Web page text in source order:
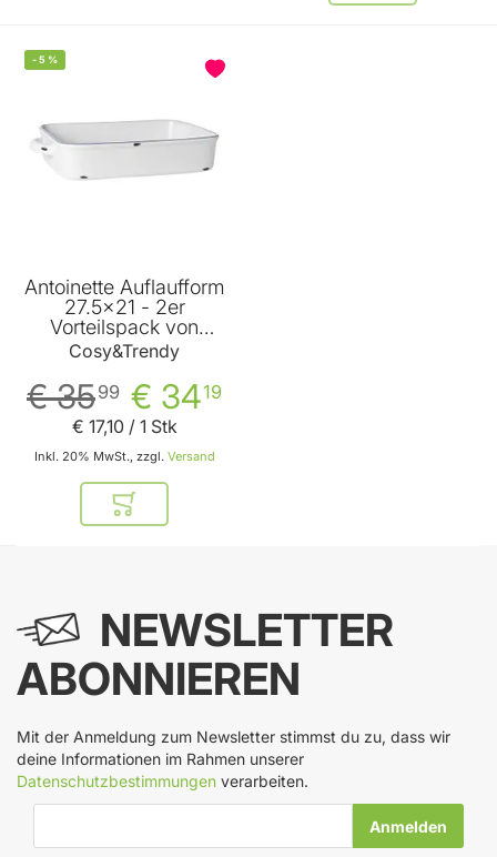
-5 %
Antoinette Auflaufform
27.5x21 - 2er
Vorteilspack von
Cosy&Trendy
Cosy&Trendy
€ 3419
€ 3599
Inkl. 20% MwSt., zzgl. Versand
€ 17,10/ 1 Stk
In den Warenkorb
NEWSLETTER
ABONNIEREN
Mit der Anmeldung zum Newsletter stimmst du zu, dass wir
deine Informationen im Rahmen unserer
Datenschutzbestimmungen verarbeiten.